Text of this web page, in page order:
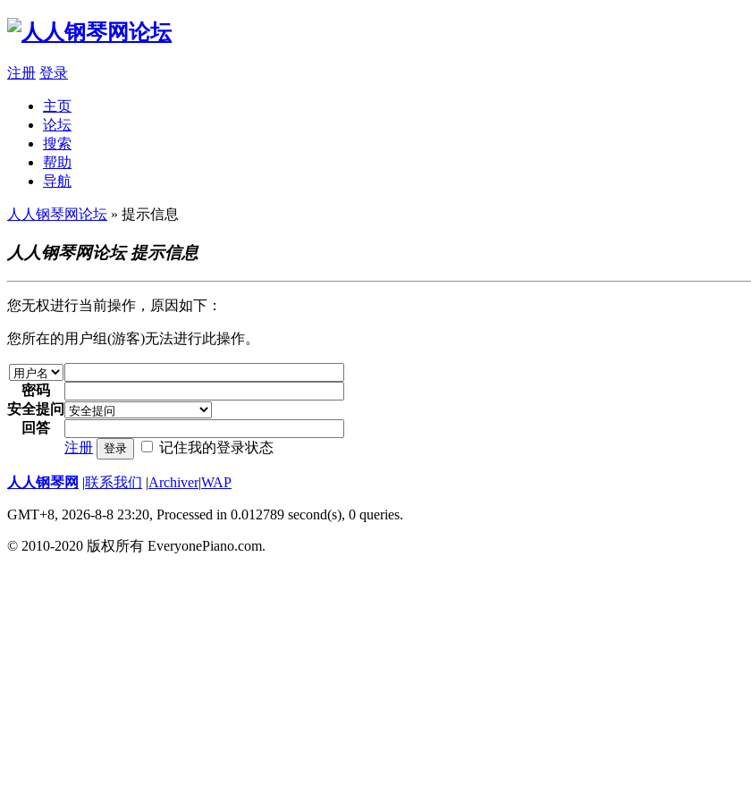
注册 登录
主页
论坛
搜索
帮助
导航
人人钢琴网论坛 » 提示信息
人人钢琴网论坛 提示信息
您无权进行当前操作，原因如下：
您所在的用户组(游客)无法进行此操作。
密码
安全提问
回答
注册
登录 记住我的登录状态
人人钢琴网 |联系我们 |Archiver|WAP
GMT+8, 2026-8-8 23:20, Processed in 0.012789 second(s), 0 queries.
© 2010-2020 版权所有 EveryonePiano.com.